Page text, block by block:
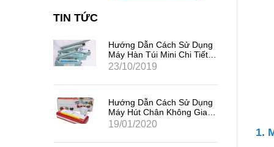
1.
TIN TỨC
Hướng Dẫn Cách Sử Dụng
Máy Hàn Túi Mini Chi Tiết,
Hiệu Quả Nhất
23/10/2019
Hướng Dẫn Cách Sử Dụng
Máy Hút Chân Không Gia
Đình Mini
19/01/2020